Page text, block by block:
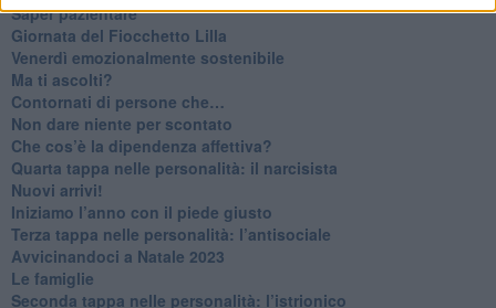
​Saper pazientare
​Giornata del Fiocchetto Lilla
​Venerdì emozionalmente sostenibile
Ma ti ascolti?
Contornati di persone che…
Non dare niente per scontato
Che cos’è la dipendenza affettiva?
Quarta tappa nelle personalità: il narcisista
​Nuovi arrivi!
​Iniziamo l’anno con il piede giusto
​Terza tappa nelle personalità: l’antisociale
​Avvicinandoci a Natale 2023
Le famiglie
Seconda tappa nelle personalità: l’istrionico